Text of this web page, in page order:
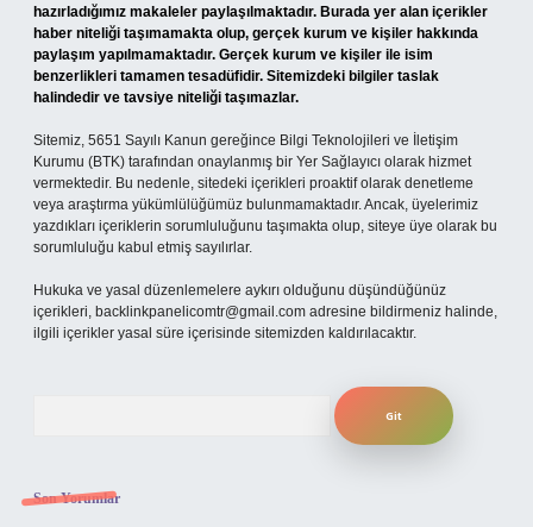
hazırladığımız makaleler paylaşılmaktadır. Burada yer alan içerikler
haber niteliği taşımamakta olup, gerçek kurum ve kişiler hakkında
paylaşım yapılmamaktadır. Gerçek kurum ve kişiler ile isim
benzerlikleri tamamen tesadüfidir. Sitemizdeki bilgiler taslak
halindedir ve tavsiye niteliği taşımazlar.
Sitemiz, 5651 Sayılı Kanun gereğince Bilgi Teknolojileri ve İletişim
Kurumu (BTK) tarafından onaylanmış bir Yer Sağlayıcı olarak hizmet
vermektedir. Bu nedenle, sitedeki içerikleri proaktif olarak denetleme
veya araştırma yükümlülüğümüz bulunmamaktadır. Ancak, üyelerimiz
yazdıkları içeriklerin sorumluluğunu taşımakta olup, siteye üye olarak bu
sorumluluğu kabul etmiş sayılırlar.
Hukuka ve yasal düzenlemelere aykırı olduğunu düşündüğünüz
içerikleri, backlinkpanelicomtr@gmail.com adresine bildirmeniz halinde,
ilgili içerikler yasal süre içerisinde sitemizden kaldırılacaktır.
Son Yorumlar